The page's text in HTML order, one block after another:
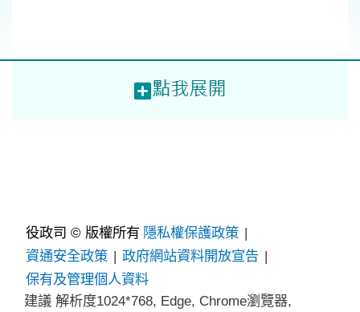
役政司 © 版權所有 隱私權保護政策 |
資通安全政策 | 政府網站資料開放宣告 |
保有及管理個人資料
建議 解析度1024*768, Edge, Chrome瀏覽器,